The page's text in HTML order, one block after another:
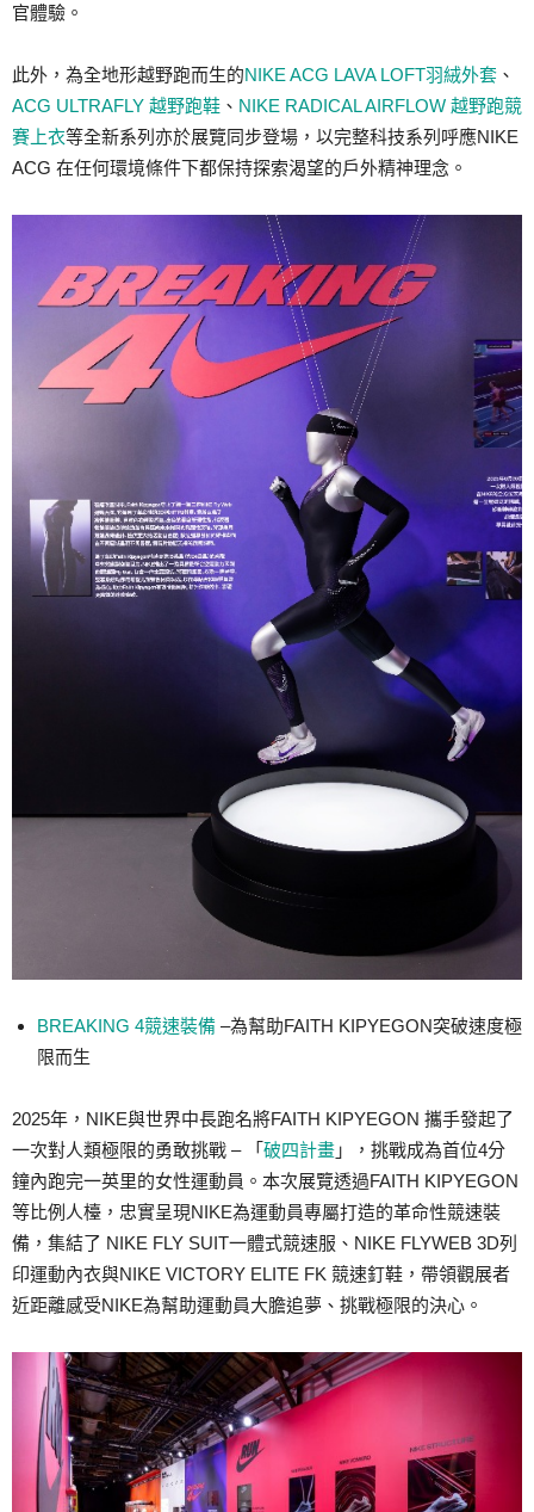
官體驗。
此外，為全地形越野跑而生的NIKE ACG LAVA LOFT羽絨外套 、
ACG ULTRAFLY 越野跑鞋 、 NIKE RADICAL AIRFLOW 越野跑競
賽上衣等全新系列亦於展覽同步登場，以完整科技系列呼應NIKE
ACG 在任何環境條件下都保持探索渴望的戶外精神理念。
BREAKING 4競速裝備 –為幫助FAITH KIPYEGON突破速度極
限而生
2025年，NIKE與世界中長跑名將FAITH KIPYEGON 攜手發起了
一次對人類極限的勇敢挑戰 – 「 破四計畫 」，挑戰成為首位4分
鐘內跑完一英里的女性運動員。本次展覽透過FAITH KIPYEGON
等比例人檯，忠實呈現NIKE為運動員專屬打造的革命性競速裝
備，集結了 NIKE FLY SUIT一體式競速服、NIKE FLYWEB 3D列
印運動內衣與NIKE VICTORY ELITE FK 競速釘鞋，帶領觀展者
近距離感受NIKE為幫助運動員大膽追夢、挑戰極限的決心。